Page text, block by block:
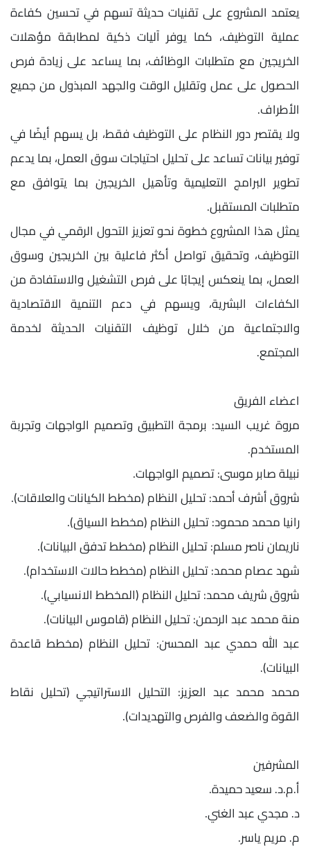
يعتمد المشروع على تقنيات حديثة تسهم في تحسين كفاءة
عملية التوظيف، كما يوفر آليات ذكية لمطابقة مؤهلات
الخريجين مع متطلبات الوظائف، بما يساعد على زيادة فرص
الحصول على عمل وتقليل الوقت والجهد المبذول من جميع
الأطراف.
ولا يقتصر دور النظام على التوظيف فقط، بل يسهم أيضًا في
توفير بيانات تساعد على تحليل احتياجات سوق العمل، بما يدعم
تطوير البرامج التعليمية وتأهيل الخريجين بما يتوافق مع
متطلبات المستقبل.
يمثل هذا المشروع خطوة نحو تعزيز التحول الرقمي في مجال
التوظيف، وتحقيق تواصل أكثر فاعلية بين الخريجين وسوق
العمل، بما ينعكس إيجابًا على فرص التشغيل والاستفادة من
الكفاءات البشرية، ويسهم في دعم التنمية الاقتصادية
والاجتماعية من خلال توظيف التقنيات الحديثة لخدمة
المجتمع.
اعضاء الفريق
مروة غريب السيد: برمجة التطبيق وتصميم الواجهات وتجربة
المستخدم.
نبيلة صابر موسى: تصميم الواجهات.
شروق أشرف أحمد: تحليل النظام (مخطط الكيانات والعلاقات).
رانيا محمد محمود: تحليل النظام (مخطط السياق).
ناريمان ناصر مسلم: تحليل النظام (مخطط تدفق البيانات).
شهد عصام محمد: تحليل النظام (مخطط حالات الاستخدام).
شروق شريف محمد: تحليل النظام (المخطط الانسيابي).
منة محمد عبد الرحمن: تحليل النظام (قاموس البيانات).
عبد الله حمدي عبد المحسن: تحليل النظام (مخطط قاعدة
البيانات).
محمد محمد عبد العزيز: التحليل الاستراتيجي (تحليل نقاط
القوة والضعف والفرص والتهديدات).
المشرفين
أ.م.د. سعيد حميدة.
د. مجدي عبد الغني.
م. مريم ياسر.